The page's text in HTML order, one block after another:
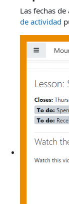
Las fechas
de actividad